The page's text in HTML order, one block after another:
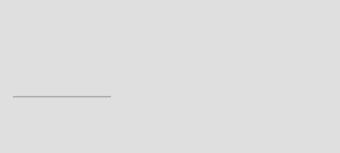
Inspirational Book